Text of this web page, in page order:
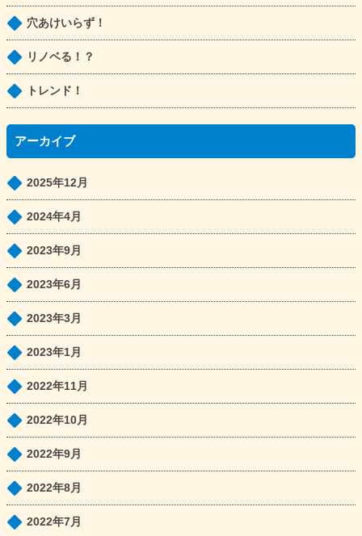
穴あけいらず！
リノベる！？
トレンド！
アーカイブ
2025年12月
2024年4月
2023年9月
2023年6月
2023年3月
2023年1月
2022年11月
2022年10月
2022年9月
2022年8月
2022年7月